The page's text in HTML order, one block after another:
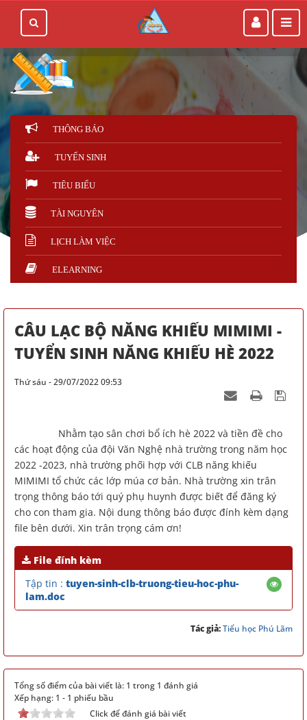
THÔNG BÁO
TUYỂN SINH
TIÊU BIỂU
TÀI NGUYÊN
LỊCH LÀM VIỆC
ELEARNING
CÂU LẠC BỘ NĂNG KHIẾU MIMIMI -
TUYỂN SINH NĂNG KHIẾU HÈ 2022
Thứ sáu - 29/07/2022 09:53
Nhằm tạo sân chơi bổ ích hè 2022 và tiền đề cho
các hoạt động của đội Văn Nghệ nhà trường trong năm học
2022 -2023, nhà trường phối hợp với CLB năng khiếu
MIMIMI tổ chức các lớp múa cơ bản. Nhà trường xin trân
trọng thông báo tới quý phụ huynh được biết để đăng ký
cho con tham gia. Nội dung thông báo được đính kèm dạng
file bên dưới. Xin trân trọng cám ơn!
File đính kèm
Tập tin : tuyen-sinh-clb-truong-tieu-hoc-phu-
lam.doc
Tác giả:Tiểu học Phú Lãm
Tổng số điểm của bài viết là: 1 trong 1 đánh giá
Xếp hạng: 1 - 1 phiếu bầu
Click để đánh giá bài viết